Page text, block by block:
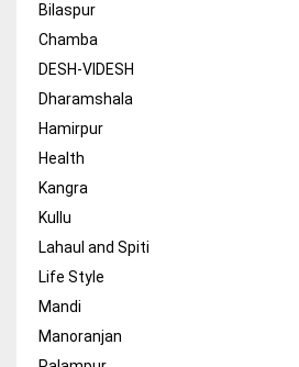
Bilaspur
Chamba
DESH-VIDESH
Dharamshala
Hamirpur
Health
Kangra
Kullu
Lahaul and Spiti
Life Style
Mandi
Manoranjan